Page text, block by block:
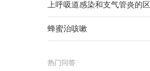
蜂蜜治咳嗽
热门问答